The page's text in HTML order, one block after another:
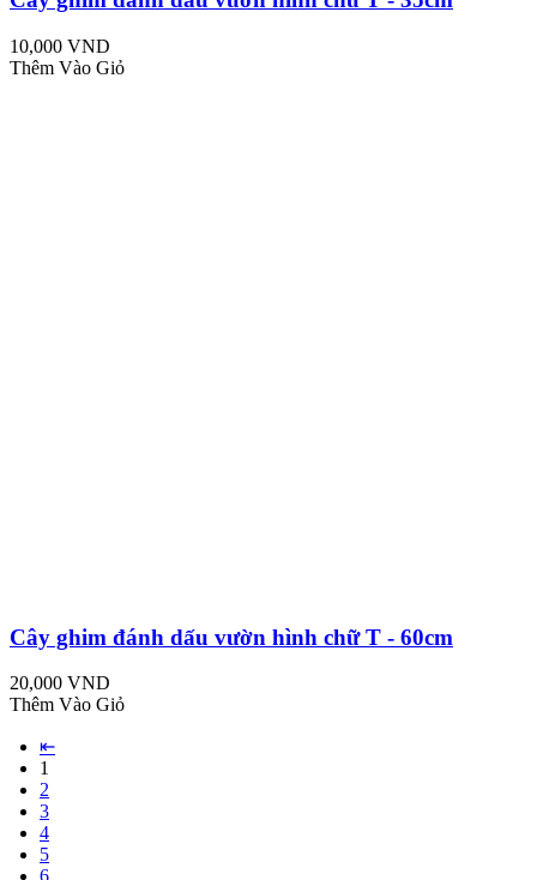
10,000 VND
Thêm Vào Giỏ
Cây ghim đánh dấu vườn hình chữ T - 60cm
20,000 VND
Thêm Vào Giỏ
⇤
1
2
3
4
5